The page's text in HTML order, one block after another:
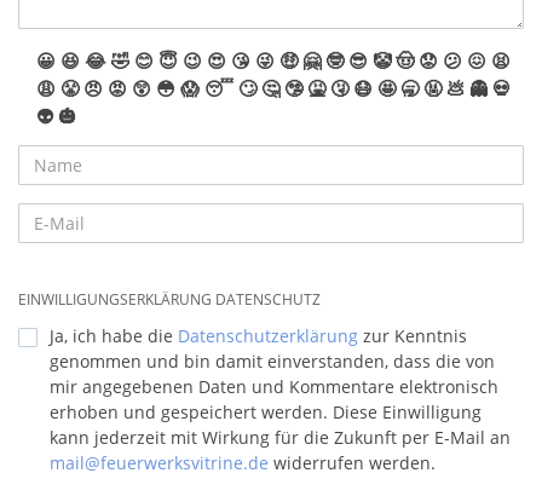
😀 😆 😂🤣 😊 😇 😉 😍 😘 😜 🤑 🤗 🤓 😎 🤡🤠 😟 😕 😖 😫
😩 😤 😠 😡 😲 😳 😱 😴 🙄 🤔 🤥 🤮 🤧 😷 🤩 🥱 🤬 💩 👻 💀
👽 🎃
EINWILLIGUNGSERKLÄRUNG DATENSCHUTZ
Ja, ich habe die Datenschutzerklärung zur Kenntnis
genommen und bin damit einverstanden, dass die von
mir angegebenen Daten und Kommentare elektronisch
erhoben und gespeichert werden. Diese Einwilligung
kann jederzeit mit Wirkung für die Zukunft per E-Mail an
mail@feuerwerksvitrine.de widerrufen werden.